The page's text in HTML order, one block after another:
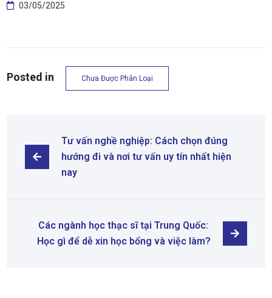
03/05/2025
Posted in Chưa Được Phân Loại
Tư vấn nghề nghiệp: Cách chọn đúng
hướng đi và nơi tư vấn uy tín nhất hiện
nay
Các ngành học thạc sĩ tại Trung Quốc:
Học gì để dễ xin học bổng và việc làm?